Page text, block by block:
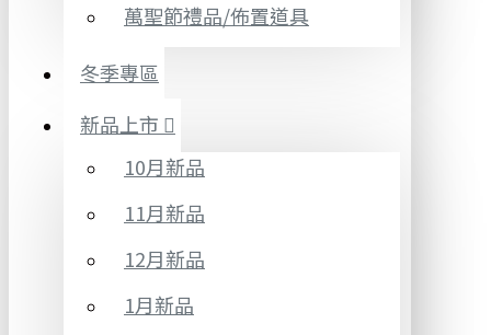
萬聖節禮品/佈置道具
冬季專區
新品上市
10月新品
11月新品
12月新品
1月新品